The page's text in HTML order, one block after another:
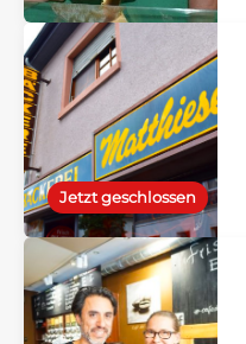
Jetzt geschlossen